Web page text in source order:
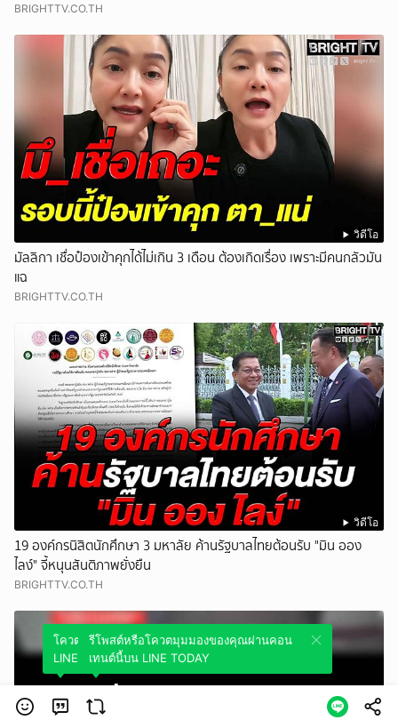
BRIGHTTV.CO.TH
วิดีโอ
มัลลิกา เชื่อป๋องเข้าคุกได้ไม่เกิน 3 เดือน ต้องเกิดเรื่อง เพราะมีคนกลัวมัน
แฉ
BRIGHTTV.CO.TH
วิดีโอ
19 องค์กรนิสิตนักศึกษา 3 มหาลัย ค้านรัฐบาลไทยต้อนรับ "มิน ออง
ไลง์" จี้หนุนสันติภาพยั่งยืน
BRIGHTTV.CO.TH
โควตมุมมองของคุณผ่านคอนเทนต์นี้บน
LINE TODAY
รีโพสต์หรือโควตมุมมองของคุณผ่านคอน
เทนต์นี้บน LINE TODAY